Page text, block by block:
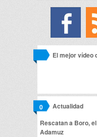
El mejor vídeo
Actualidad
0
Rescatan a Boro,
Adamuz